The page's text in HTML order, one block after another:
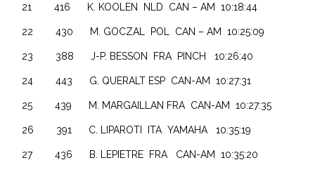
21 416 K. KOOLEN NLD CAN – AM 10:18:44
22 430 M. GOCZAL POL CAN – AM 10:25:09
23 388 J-P. BESSON FRA PINCH 10:26:40
24 443 G. QUERALT ESP CAN-AM 10:27:31
25 439 M. MARGAILLAN FRA CAN-AM 10:27:35
26 391 C. LIPAROTI ITA YAMAHA 10:35:19
27 436 B. LEPIETRE FRA CAN-AM 10:35:20